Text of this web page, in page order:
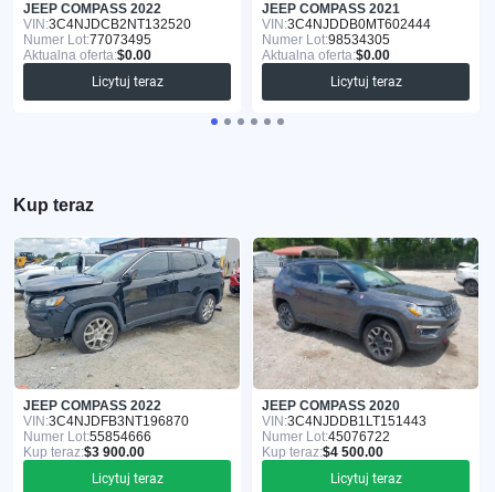
JEEP COMPASS 2022
VIN:3C4NJDCB2NT132520
Numer Lot:77073495
Aktualna oferta:$0.00
Licytuj teraz
JEEP COMPASS 2021
VIN:3C4NJDDB0MT602444
Numer Lot:98534305
Aktualna oferta:$0.00
Licytuj teraz
Kup teraz
JEEP COMPASS 2022
VIN:3C4NJDFB3NT196870
Numer Lot:55854666
Kup teraz:$3 900.00
Licytuj teraz
JEEP COMPASS 2020
VIN:3C4NJDDB1LT151443
Numer Lot:45076722
Kup teraz:$4 500.00
Licytuj teraz